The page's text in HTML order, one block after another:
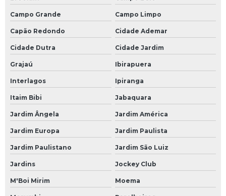
Campo Grande Campo Limpo
Capão Redondo Cidade Ademar
Cidade Dutra Cidade Jardim
Grajaú Ibirapuera
Interlagos Ipiranga
Itaim Bibi Jabaquara
Jardim Ângela Jardim América
Jardim Europa Jardim Paulista
Jardim Paulistano Jardim São Luiz
Jardins Jockey Club
M'Boi Mirim Moema